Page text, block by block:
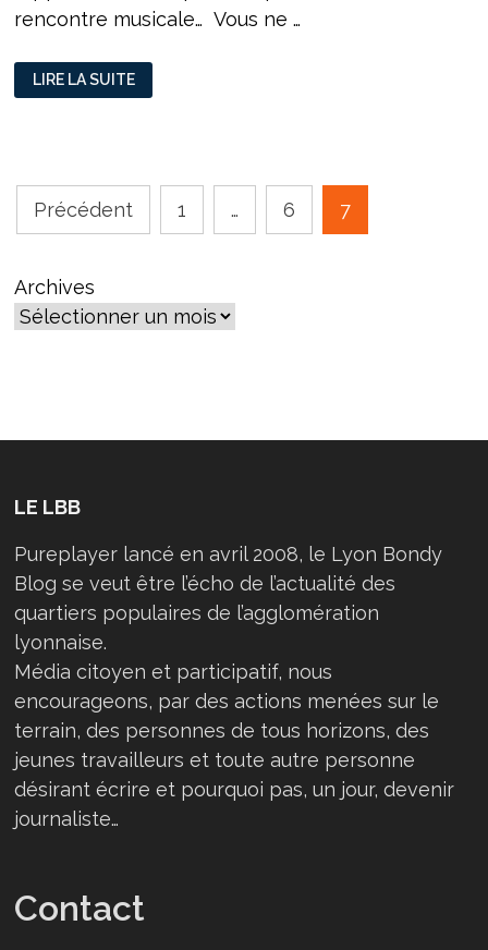
rencontre musicale… Vous ne …
YOUSSOUPHA,
MON
NOUVEAU
LIRE LA SUITE
Pagination
des
publications
Précédent 1 … 6 7
Archives
LE LBB
Pureplayer lancé en avril 2008, le Lyon Bondy
Blog se veut être l’écho de l’actualité des
quartiers populaires de l’agglomération
lyonnaise.
Média citoyen et participatif, nous
encourageons, par des actions menées sur le
terrain, des personnes de tous horizons, des
jeunes travailleurs et toute autre personne
désirant écrire et pourquoi pas, un jour, devenir
journaliste…
Contact